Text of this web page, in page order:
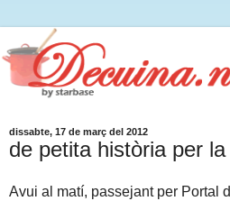
dissabte, 17 de març del 2012
de petita història per
Avui al matí, passejant per Portal